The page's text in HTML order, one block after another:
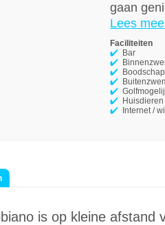
gaan
Lees
Faciliteiten
Bar
Internet /
is op kleine afstand